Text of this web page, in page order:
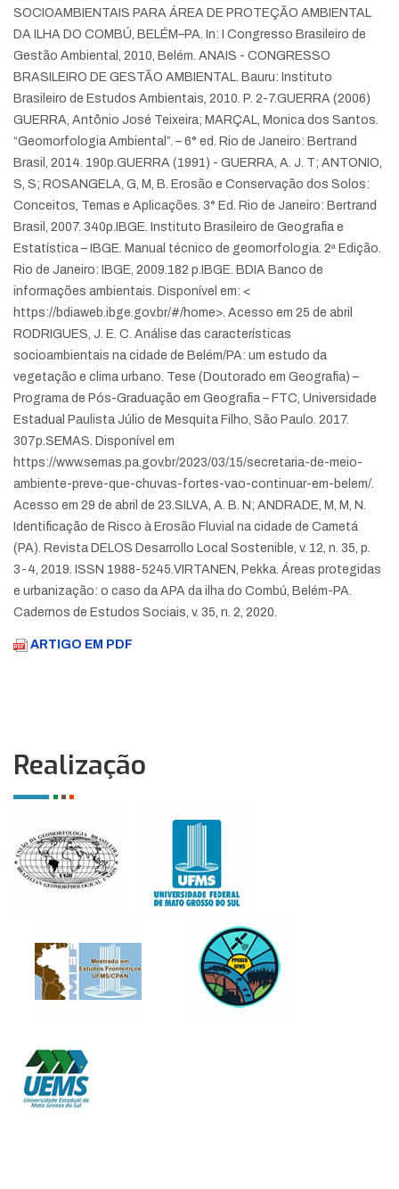
SOCIOAMBIENTAIS PARA ÁREA DE PROTEÇÃO AMBIENTAL
DA ILHA DO COMBÚ, BELÉM–PA. In: I Congresso Brasileiro de
Gestão Ambiental, 2010, Belém. ANAIS - CONGRESSO
BRASILEIRO DE GESTÃO AMBIENTAL. Bauru: Instituto
Brasileiro de Estudos Ambientais, 2010. P. 2-7.GUERRA (2006)
GUERRA, Antônio José Teixeira; MARÇAL, Monica dos Santos.
“Geomorfologia Ambiental”. – 6° ed. Rio de Janeiro: Bertrand
Brasil, 2014. 190p.GUERRA (1991) - GUERRA, A. J. T; ANTONIO,
S, S; ROSANGELA, G, M, B. Erosão e Conservação dos Solos:
Conceitos, Temas e Aplicações. 3° Ed. Rio de Janeiro: Bertrand
Brasil, 2007. 340p. IBGE. Instituto Brasileiro de Geografia e
Estatística – IBGE. Manual técnico de geomorfologia. 2ª Edição.
Rio de Janeiro: IBGE, 2009.182 p. IBGE. BDIA Banco de
informações ambientais. Disponível em: <
https://bdiaweb.ibge.gov.br/#/home>. Acesso em 25 de abril
RODRIGUES, J. E. C. Análise das características
socioambientais na cidade de Belém/PA: um estudo da
vegetação e clima urbano. Tese (Doutorado em Geografia) –
Programa de Pós-Graduação em Geografia – FTC, Universidade
Estadual Paulista Júlio de Mesquita Filho, São Paulo. 2017.
307p.SEMAS. Disponível em
https://www.semas.pa.gov.br/2023/03/15/secretaria-de-meio-
ambiente-preve-que-chuvas-fortes-vao-continuar-em-belem/.
Acesso em 29 de abril de 23.SILVA, A. B. N; ANDRADE, M, M, N.
Identificação de Risco à Erosão Fluvial na cidade de Cametá
(PA). Revista DELOS Desarrollo Local Sostenible, v. 12, n. 35, p.
3-4, 2019. ISSN 1988-5245.VIRTANEN, Pekka. Áreas protegidas
e urbanização: o caso da APA da ilha do Combú, Belém-PA.
Cadernos de Estudos Sociais, v. 35, n. 2, 2020.
ARTIGO EM PDF
Realização